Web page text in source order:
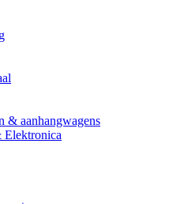
& aanhangwagens